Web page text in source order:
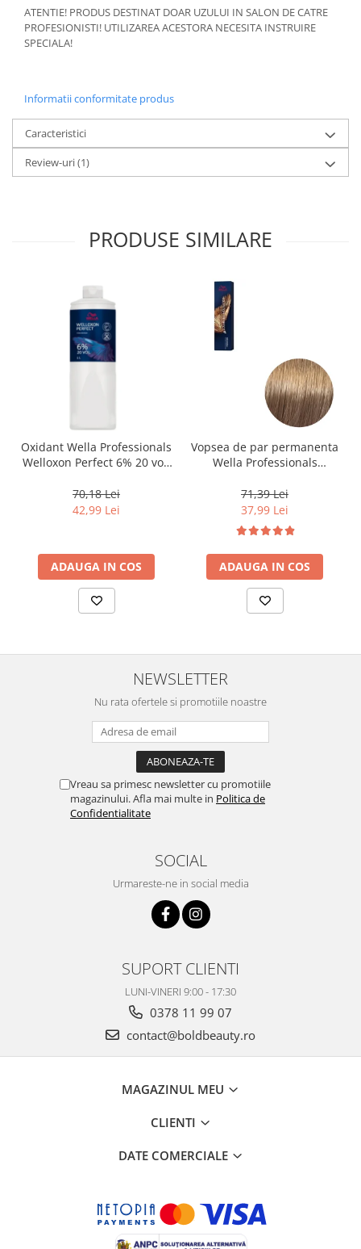
ATENTIE! PRODUS DESTINAT DOAR UZULUI IN SALON DE CATRE
PROFESIONISTI! UTILIZAREA ACESTORA NECESITA INSTRUIRE
SPECIALA!
Informatii conformitate produs
Caracteristici
Review-uri(1)
PRODUSE SIMILARE
Oxidant Wella Professionals
Welloxon Perfect 6% 20 vol,
70,18 Lei
42,99 Lei
ADAUGA IN COS
Vopsea de par permanenta
Wella Professionals
Blond Deschis Natural, 60
ml
71,39 Lei
37,99 Lei
ADAUGA IN COS
NEWSLETTER
Nu rata ofertele si promotiile noastre
Vreau sa primesc newsletter cu promotiile
magazinului. Afla mai multe in Politica de
Confidentialitate
SOCIAL
Urmareste-ne in social media
SUPORT CLIENTI
LUNI-VINERI 9:00 - 17:30
0378 11 99 07
contact@boldbeauty.ro
MAGAZINUL MEU
CLIENTI
DATE COMERCIALE